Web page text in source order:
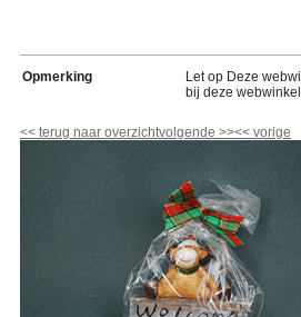
Opmerking
Let op Deze
bij deze
<< terug naar overzichtvolgende >><< vorige